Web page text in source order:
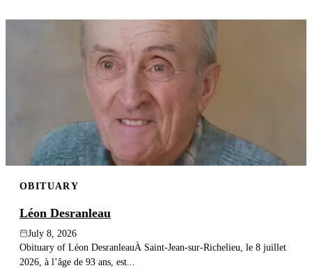
OBITUARY
Léon Desranleau
July 8, 2026
Obituary of Léon DesranleauÀ Saint-Jean-sur-Richelieu, le 8 juillet
2026, à l’âge de 93 ans, est...